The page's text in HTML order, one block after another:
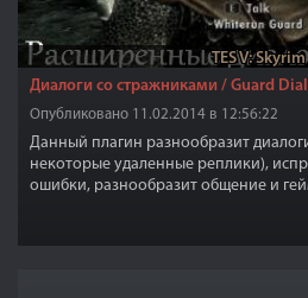
TES V: Skyrim
Диалоги со стражниками / Guard
Опубликовано 11.02.2014 в 12:56:22
Данный плагин разнообразит
некоторые удаленные реплики),
ошибки, разнообразит общение и